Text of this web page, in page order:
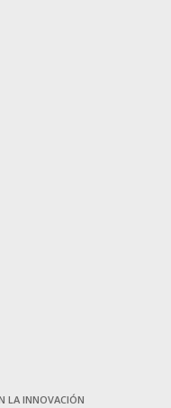
LA INNOVACIÓN